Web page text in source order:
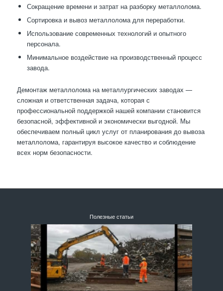
Сокращение времени и затрат на разборку металлолома.
Сортировка и вывоз металлолома для переработки.
Использование современных технологий и опытного
персонала.
Минимальное воздействие на производственный процесс
завода.
Демонтаж металлолома на металлургических заводах —
сложная и ответственная задача, которая с
профессиональной поддержкой нашей компании становится
безопасной, эффективной и экономически выгодной. Мы
обеспечиваем полный цикл услуг от планирования до вывоза
металлолома, гарантируя высокое качество и соблюдение
всех норм безопасности.
Полезные статьи